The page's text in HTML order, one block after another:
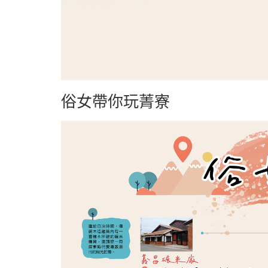
俗女帶你玩菁寮